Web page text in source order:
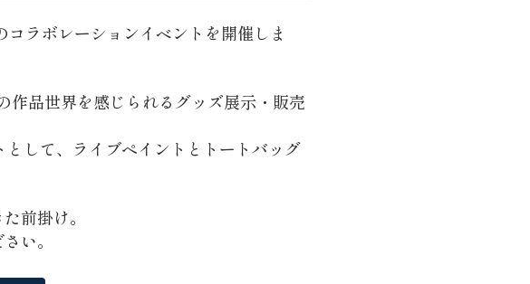
ラボレーションイベントを開催しま
作品世界を感じられるグッズ展示・販売
して、ライブペイントとトートバッグ
前掛け。
い。